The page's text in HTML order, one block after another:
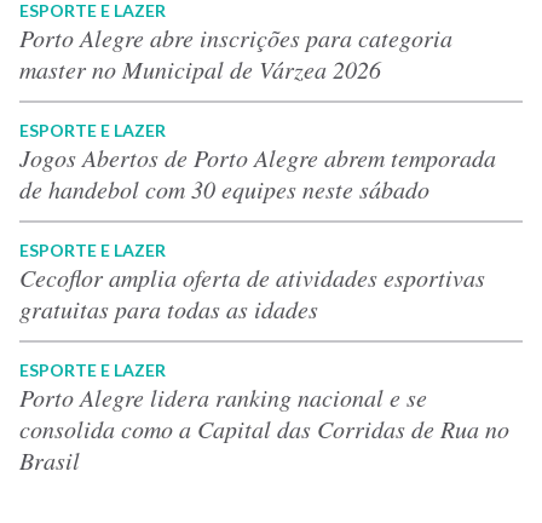
ESPORTE E LAZER
Porto Alegre abre inscrições para categoria
master no Municipal de Várzea 2026
ESPORTE E LAZER
Jogos Abertos de Porto Alegre abrem temporada
de handebol com 30 equipes neste sábado
ESPORTE E LAZER
Cecoflor amplia oferta de atividades esportivas
gratuitas para todas as idades
ESPORTE E LAZER
Porto Alegre lidera ranking nacional e se
consolida como a Capital das Corridas de Rua no
Brasil